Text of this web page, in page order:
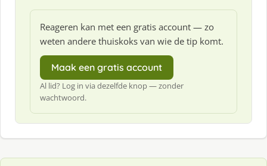
Reageren kan met een gratis account — zo
weten andere thuiskoks van wie de tip komt.
Maak een gratis account
Al lid? Log in via dezelfde knop — zonder
wachtwoord.